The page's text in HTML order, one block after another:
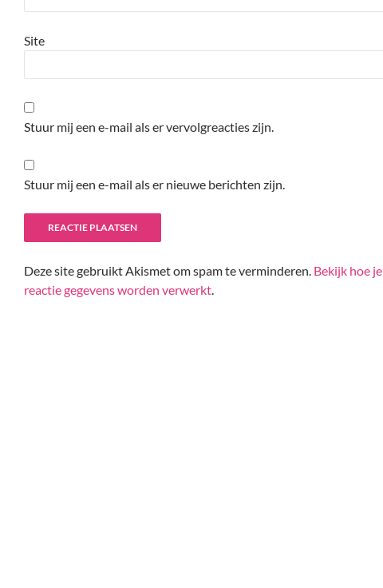
Site
Stuur mij een e-mail als er vervolgreacties zijn.
Stuur mij een e-mail als er nieuwe berichten zijn.
Deze site gebruikt Akismet om spam te verminderen. Bekijk hoe je
reactie gegevens worden verwerkt.